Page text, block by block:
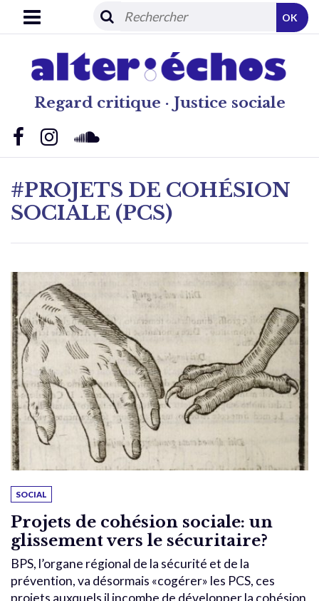
Regard critique · Justice sociale
OK
#PROJETS DE COHÉSION
SOCIALE (PCS)
SOCIAL
Projets de cohésion sociale: un
glissement vers le sécuritaire?
BPS, l’organe régional de la sécurité et de la
prévention, va désormais «cogérer» les PCS, ces
projets auxquels il incombe de développer la cohésion